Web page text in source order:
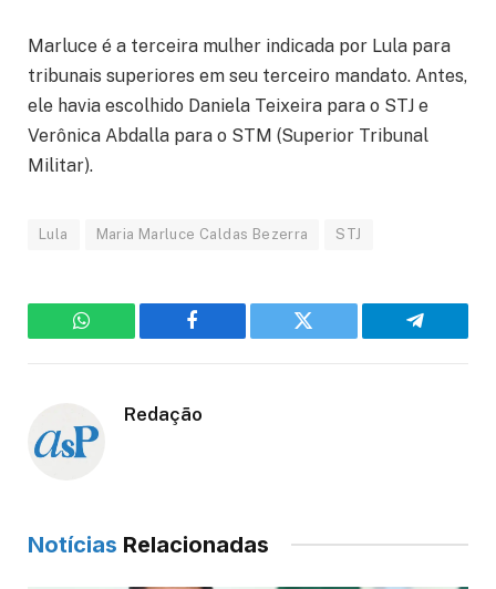
Marluce é a terceira mulher indicada por Lula para
tribunais superiores em seu terceiro mandato. Antes,
ele havia escolhido Daniela Teixeira para o STJ e
Verônica Abdalla para o STM (Superior Tribunal
Militar).
Lula Maria Marluce Caldas Bezerra STJ
WhatsApp Facebook Twitter Telegram
Redação
Notícias Relacionadas